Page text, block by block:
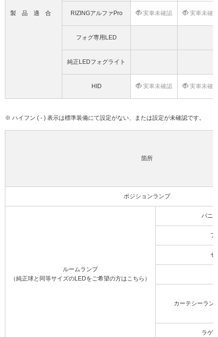
製品適合 RIZINGアルファPro 実車未確認 実車未確
フォグ専用LED
純正LEDフォグライト
HID 実車未確認 実車未確
※ ハイフン ( - ) 表示は標準装備にて設定がない、または設定が未確認です。
箇所
ポジションランプ
ルームランプ
（純正球と同等サイズのLEDをご希望の方はこちら）
バニ
フ
セ
カーテシーラン
ラゲ